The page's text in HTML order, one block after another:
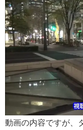
動画の内容ですが、